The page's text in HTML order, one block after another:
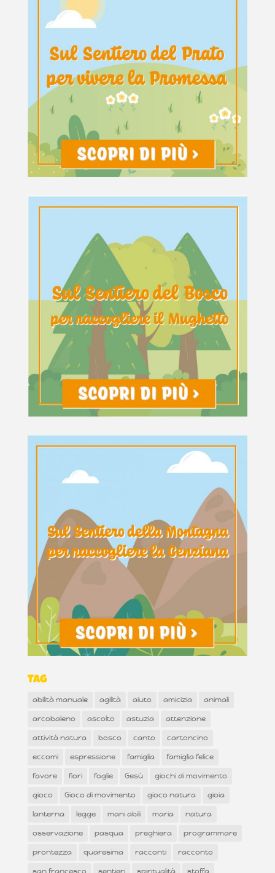
Tag
abilità manuale agilità aiuto amicizia
animali
arcobaleno
ascolto astuzia
attenzione
attività natura
bosco canto
cartoncino
eccomi
espressione famiglia
famiglia felice
favore
fiori foglie Gesù
giochi di movimento
gioco
Gioco di movimento gioco natura
gioia
lanterna
legge mani abili maria
natura
osservazione
pasqua preghiera
programmare
prontezza
quaresima racconti
racconto
san francesco
sentieri spiritualità stoffa